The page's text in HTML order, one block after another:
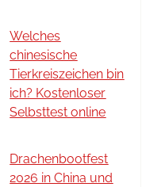
Welches
chinesische
Tierkreiszeichen bin
ich? Kostenloser
Selbsttest online
Drachenbootfest
2026 in China und